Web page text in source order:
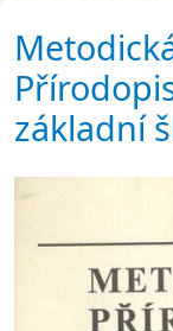
základní